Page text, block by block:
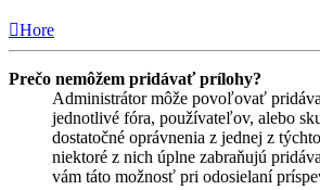
Hore
Prečo nemôžem pridávať prílohy?
Administrátor môže povoľovať
jednotlivé fóra, používateľov, alebo
dostatočné oprávnenia z jednej z
niektoré z nich úplne zabraňujú
vám táto možnosť pri odosielaní